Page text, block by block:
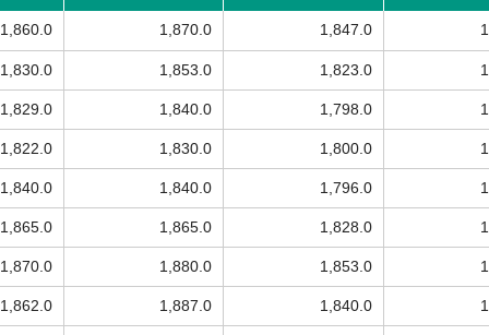
1,860.0 1,870.0 1,847.0
1,830.0 1,853.0 1,823.0
1,829.0 1,840.0 1,798.0
1,822.0 1,830.0 1,800.0
1,840.0 1,840.0 1,796.0
1,865.0 1,865.0 1,828.0
1,870.0 1,880.0 1,853.0
1,862.0 1,887.0 1,840.0